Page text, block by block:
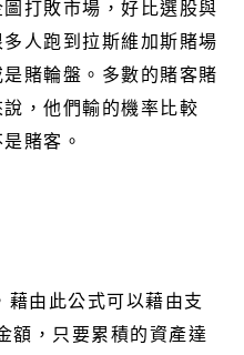
打敗市場，好比選股與
人跑到拉斯維加斯賭場
賭輪盤。多數的賭客賭
，他們輸的機率比較
賭客。
藉由此公式可以藉由支
額，只要累積的資產達